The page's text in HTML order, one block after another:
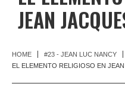
JEAN
HOME
#23 - JEAN LUC NANCY
EL ELEMENTO RELIGIOSO EN